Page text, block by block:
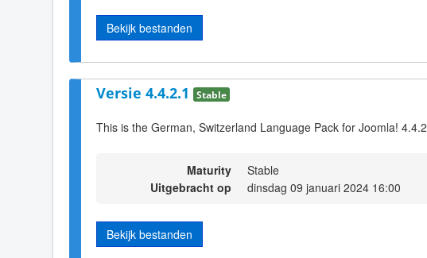
Bekijk bestanden
Versie 4.4.2.1 Stable
This is the German, Switzerland Language Pack for Joomla! 4.4.2
Maturity
Stable
Uitgebracht op
dinsdag 09 januari 2024 16:00
Bekijk bestanden